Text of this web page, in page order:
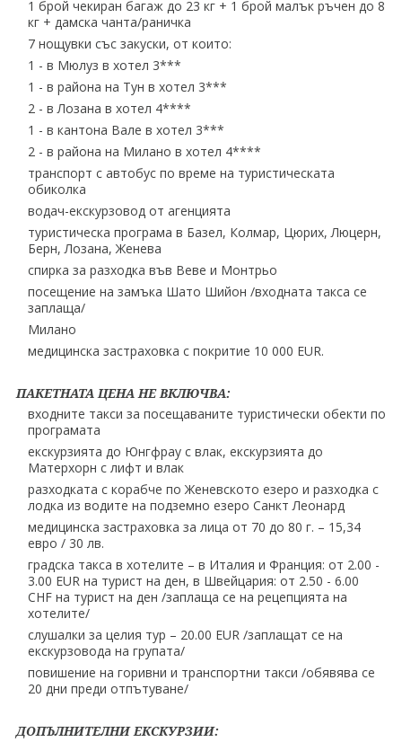
1 брой чекиран багаж до 23 кг + 1 брой малък ръчен до 8
кг + дамска чанта/раничка
7 нощувки със закуски, от които:
1 - в Мюлуз в хотел 3***
1 - в района на Тун в хотел 3***
2 - в Лозана в хотел 4****
1 - в кантона Вале в хотел 3***
2 - в района на Милано в хотел 4****
транспорт с автобус по време на туристическата
обиколка
водач-екскурзовод от агенцията
туристическа програма в Базел, Колмар, Цюрих, Люцерн,
Берн, Лозана, Женева
спирка за разходка във Веве и Монтрьо
посещение на замъка Шато Шийон /входната такса се
заплаща/
Милано
медицинска застраховка с покритие 10 000 EUR.
ПАКЕТНАТА ЦЕНА НЕ ВКЛЮЧВА:
входните такси за посещаваните туристически обекти по
програмата
екскурзията до Юнгфрау с влак, екскурзията до
Матерхорн с лифт и влак
разходката с корабче по Женевското езеро и разходка с
лодка из водите на подземно езеро Санкт Леонард
медицинска застраховка за лица от 70 до 80 г. – 15,34
евро / 30 лв.
градска такса в хотелите – в Италия и Франция: от 2.00 -
3.00 EUR на турист на ден, в Швейцария: от 2.50 - 6.00
CHF на турист на ден /заплаща се на рецепцията на
хотелите/
слушалки за целия тур – 20.00 EUR /заплащат се на
екскурзовода на групата/
повишение на горивни и транспортни такси /обявява се
20 дни преди отпътуване/
ДОПЪЛНИТЕЛНИ ЕКСКУРЗИИ: